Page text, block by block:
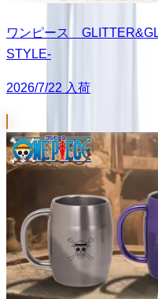
ワンピース
STYLE-
2026/7/22 入荷